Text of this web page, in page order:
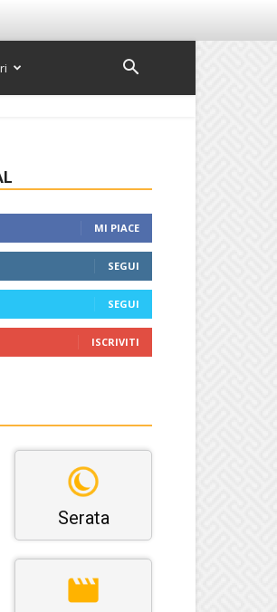
MI PIACE
SEGUI
SEGUI
ISCRIVITI
Serata